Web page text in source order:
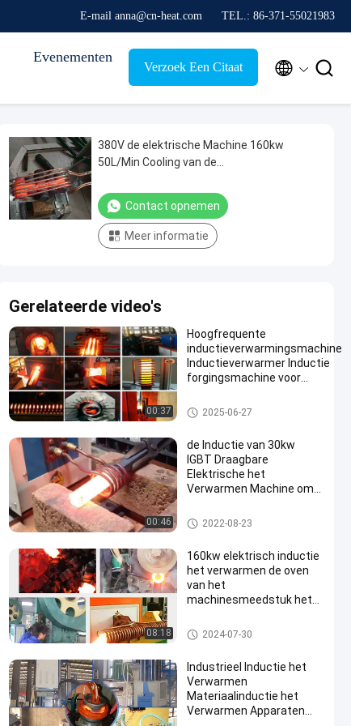
E-mail anna@cn-heat.com TEL.: 86-371-55021983
Evenementen
Verzoek Een Citaat  
380V de elektrische Machine 160kw
50L/Min Cooling van de
Contact opnemen
Meer informatie
Gerelateerde video's
00:37
Hoogfrequente
inductieverwarmingsmachine
Inductieverwarmer Inductie
forgingsmachine voor
staafversnellingen
Inductie het Verwarmen Machine
2025-06-27
00:46
de Inductie van 30kw
IGBT Draagbare
Elektrische het
Verwarmen Machine om
smeden
Inductie het Verwarmen Machi
ne
2022-08-23
08:18
160kw elektrisch inductie
het verwarmen de oven
van het
machinesmeedstuk het
Inductie het Verwarmen Machi
ne
2024-07-30
Industrieel Inductie het
Verwarmen
Materiaalinductie het
Verwarmen Apparaten